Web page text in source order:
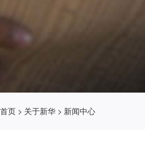
首页 > 关于新华 > 新闻中心